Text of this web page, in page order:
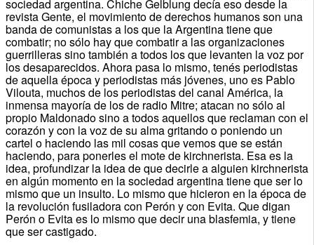
sociedad argentina. Chiche Gelblung decía eso desde la
revista Gente, el movimiento de derechos humanos son una
banda de comunistas a los que la Argentina tiene que
combatir; no sólo hay que combatir a las organizaciones
guerrilleras sino también a todos los que levanten la voz por
los desaparecidos. Ahora pasa lo mismo, tenés periodistas
de aquella época y periodistas más jóvenes, uno es Pablo
Vilouta, muchos de los periodistas del canal América, la
inmensa mayoría de los de radio Mitre; atacan no sólo al
propio Maldonado sino a todos aquellos que reclaman con el
corazón y con la voz de su alma gritando o poniendo un
cartel o haciendo las mil cosas que vemos que se están
haciendo, para ponerles el mote de kirchnerista. Esa es la
idea, profundizar la idea de que decirle a alguien kirchnerista
en algún momento en la sociedad argentina tiene que ser lo
mismo que un insulto. Lo mismo que hicieron en la época de
la revolución fusiladora con Perón y con Evita. Que digan
Perón o Evita es lo mismo que decir una blasfemia, y tiene
que ser castigado.